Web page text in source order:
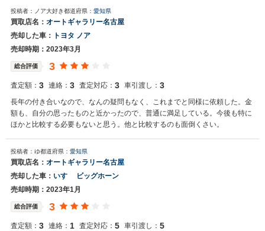
投稿者：ノア大好き都道府県： 愛知県
買取店名： オートギャラリー名古屋
売却した車：
トヨタ ノア
売却時期：2023年3月
総合評価 3
査定額： 3 連絡： 3 査定対応： 3 車引渡し： 3
長年の付き合いなので、なんの疑問もなく、これまでと同様に依頼した。金
額も、自分の思ったものと近かったので、普通に満足している。今後も特に
ほかと比較する必要もないと思う。他と比較するのも面倒くさい。
投稿者：ゆ都道府県： 愛知県
買取店名： オートギャラリー名古屋
売却した車： いすゞ ビッグホーン
売却時期：2023年1月
総合評価 3
査定額： 3 連絡： 1 査定対応： 5 車引渡し： 5